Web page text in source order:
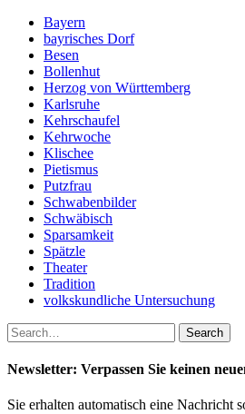
Bayern
bayrisches Dorf
Besen
Bollenhut
Herzog von Württemberg
Karlsruhe
Kehrschaufel
Kehrwoche
Klischee
Pietismus
Putzfrau
Schwabenbilder
Schwäbisch
Sparsamkeit
Spätzle
Theater
Tradition
volkskundliche Untersuchung
Newsletter: Verpassen Sie keinen
Sie erhalten automatisch eine Nachricht